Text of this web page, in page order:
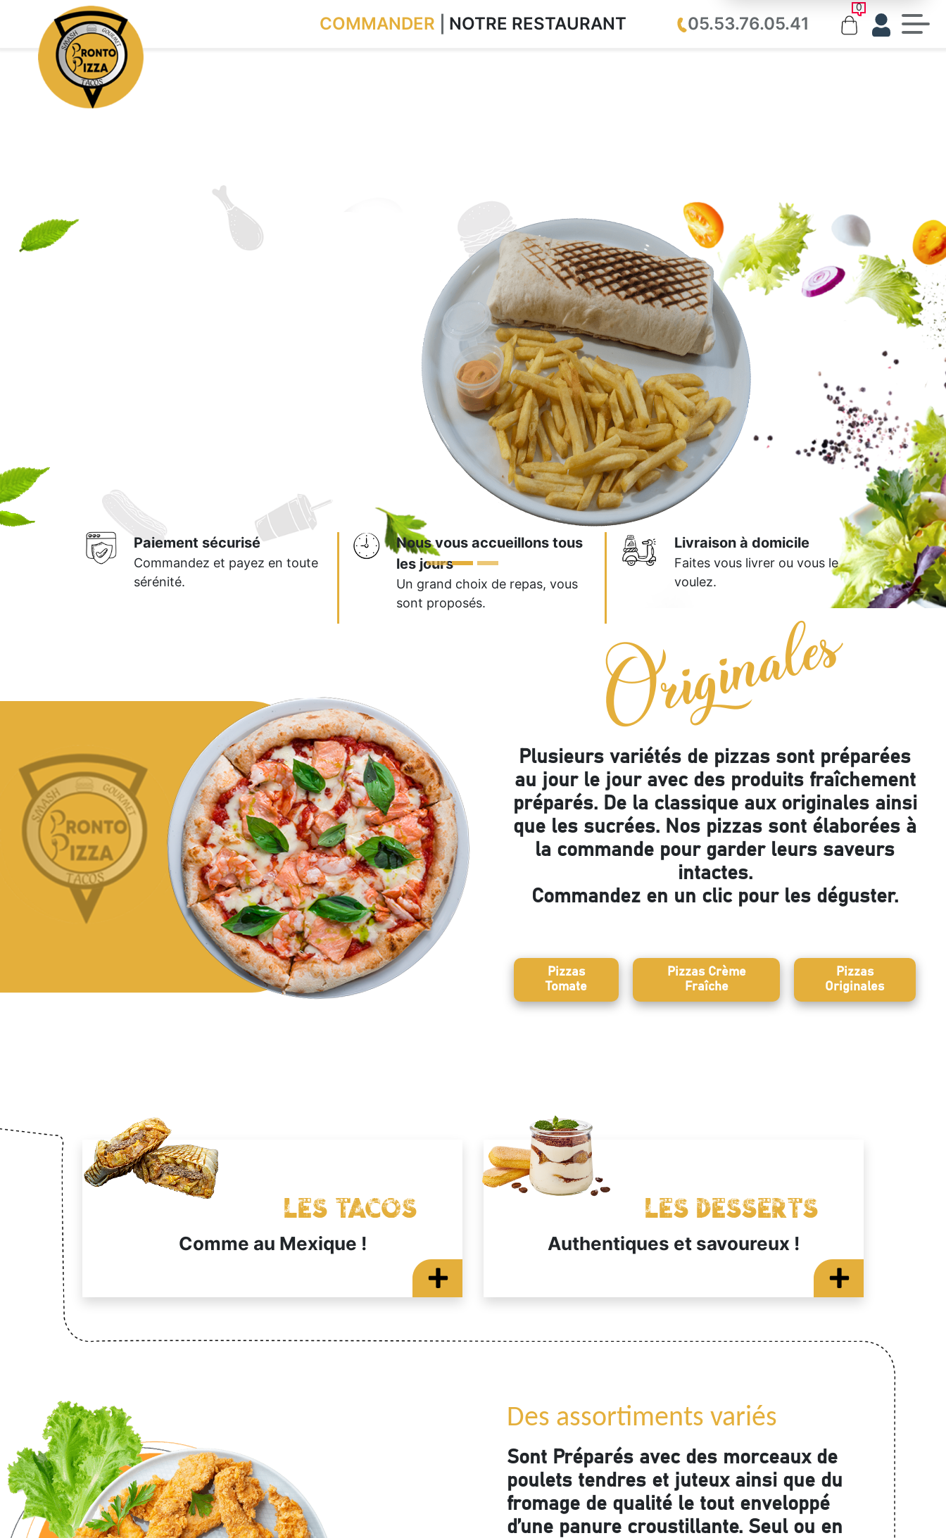
C.G.V
COMMANDER NOTRE RESTAURANT 05.53.76.05.41
0
et du goût !
Enjoy
Commander Maintenant
Paiement sécurisé
Commandez et payez en toute
sérénité.
Nous vous accueillons tous
les jours
Un grand choix de repas, vous
sont proposés.
Livraison à domicile
Faites vous livrer ou vous le
voulez.
Originales
Plusieurs variétés de pizzas sont préparées
au jour le jour avec des produits fraîchement
préparés. De la classique aux originales ainsi
que les sucrées. Nos pizzas sont élaborées à
la commande pour garder leurs saveurs
intactes.
Commandez en un clic pour les déguster.
Pizzas
Tomate
Pizzas Crème
Fraîche
Pizzas
Originales
Les Tacos
Comme au Mexique !
Les Desserts
Authentiques et savoureux !
Des assortiments variés
Sont Préparés avec des morceaux de
poulets tendres et juteux ainsi que du
fromage de qualité le tout enveloppé
d’une panure croustillante. Seul ou en